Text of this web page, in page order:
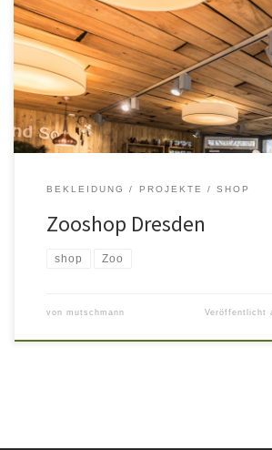
Nach 20 Jahren wird ein neues Konzept für
Dresden realisiert. The making of
BEKLEIDUNG PROJEKTE SHOP
Zooshop Dresden
shop Zoo
von mutschmann Veröffentlicht